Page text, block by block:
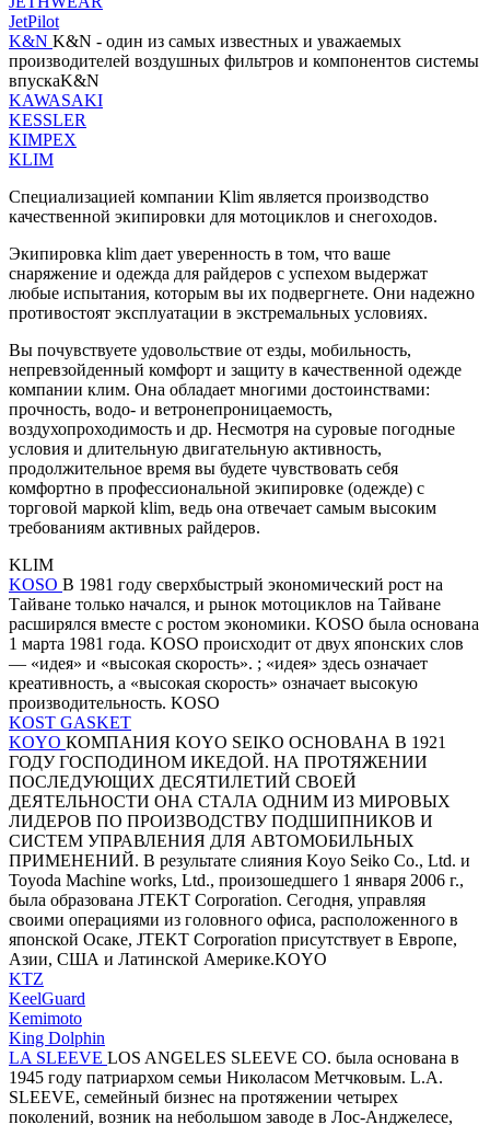
JetPilot
K&N K&N - один из самых известных и уважаемых
производителей воздушных фильтров и компонентов системы
впускаK&N
KAWASAKI
KESSLER
KIMPEX
KLIM
Специализацией компании Klim является производство
качественной экипировки для мотоциклов и снегоходов.
Экипировка klim дает уверенность в том, что ваше
снаряжение и одежда для райдеров с успехом выдержат
любые испытания, которым вы их подвергнете. Они надежно
противостоят эксплуатации в экстремальных условиях.
Вы почувствуете удовольствие от езды, мобильность,
непревзойденный комфорт и защиту в качественной одежде
компании клим. Она обладает многими достоинствами:
прочность, водо- и ветронепроницаемость,
воздухопроходимость и др. Несмотря на суровые погодные
условия и длительную двигательную активность,
продолжительное время вы будете чувствовать себя
комфортно в профессиональной экипировке (одежде) с
торговой маркой klim, ведь она отвечает самым высоким
требованиям активных райдеров.
KLIM
KOSO В 1981 году сверхбыстрый экономический рост на
Тайване только начался, и рынок мотоциклов на Тайване
расширялся вместе с ростом экономики. KOSO была основана
1 марта 1981 года. KOSO происходит от двух японских слов
— «идея» и «высокая скорость». ; «идея» здесь означает
креативность, а «высокая скорость» означает высокую
производительность. KOSO
KOST GASKET
KOYO КОМПАНИЯ KOYO SEIKO ОСНОВАНА В 1921
ГОДУ ГОСПОДИНОМ ИКЕДОЙ. НА ПРОТЯЖЕНИИ
ПОСЛЕДУЮЩИХ ДЕСЯТИЛЕТИЙ СВОЕЙ
ДЕЯТЕЛЬНОСТИ ОНА СТАЛА ОДНИМ ИЗ МИРОВЫХ
ЛИДЕРОВ ПО ПРОИЗВОДСТВУ ПОДШИПНИКОВ И
СИСТЕМ УПРАВЛЕНИЯ ДЛЯ АВТОМОБИЛЬНЫХ
ПРИМЕНЕНИЙ. В результате слияния Koyo Seiko Co., Ltd. и
Toyoda Machine works, Ltd., произошедшего 1 января 2006 г.,
была образована JTEKT Corporation. Сегодня, управляя
своими операциями из головного офиса, расположенного в
японской Осаке, JTEKT Corporation присутствует в Европе,
Азии, США и Латинской Америке.KOYO
KTZ
KeelGuard
Kemimoto
King Dolphin
LA SLEEVE LOS ANGELES SLEEVE CO. была основана в
1945 году патриархом семьи Николасом Метчковым. L.A.
SLEEVE, семейный бизнес на протяжении четырех
поколений, возник на небольшом заводе в Лос-Анджелесе,